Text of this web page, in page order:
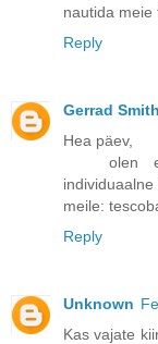
nautida meie
Reply
Gerrad Smith
Hea päev,
olen
meile:
Reply
Unknown
Kas vajate